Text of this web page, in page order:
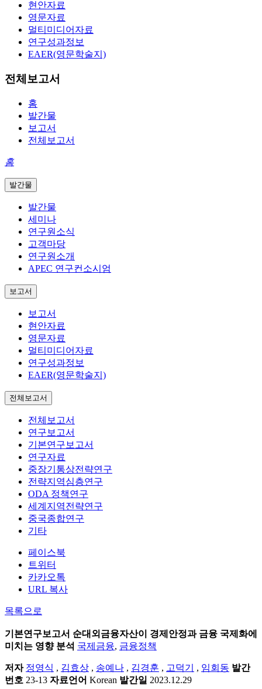
현안자료
영문자료
멀티미디어자료
연구성과정보
EAER(영문학술지)
전체보고서
홈
발간물
보고서
전체보고서
홈
발간물
발간물
세미나
연구원소식
고객마당
연구원소개
APEC 연구컨소시엄
보고서
보고서
현안자료
영문자료
멀티미디어자료
연구성과정보
EAER(영문학술지)
전체보고서
전체보고서
연구보고서
기본연구보고서
연구자료
중장기통상전략연구
전략지역심층연구
ODA 정책연구
세계지역전략연구
중국종합연구
기타
페이스북
트위터
카카오톡
URL 복사
목록으로
기본연구보고서 순대외금융자산이 경제안정과 금융 국제화에
미치는 영향 분석 국제금융, 금융정책
저자 정영식 , 김효상 , 송예나 , 김경훈 , 고덕기 , 임회동 발간
번호 23-13 자료언어 Korean 발간일 2023.12.29